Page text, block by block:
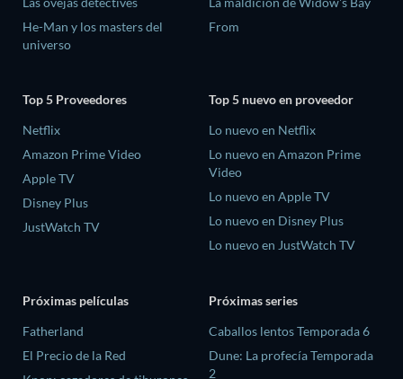
He-Man y los masters del
universo
From
Top 5 Proveedores
Netflix
Amazon Prime Video
Apple TV
Disney Plus
JustWatch TV
Top 5 nuevo en proveedor
Lo nuevo en Netflix
Lo nuevo en Amazon Prime
Video
Lo nuevo en Apple TV
Lo nuevo en Disney Plus
Lo nuevo en JustWatch TV
Próximas películas
Fatherland
El Precio de la Red
Próximas series
Caballos lentos Temporada 6
Dune: La profecía Temporada
2